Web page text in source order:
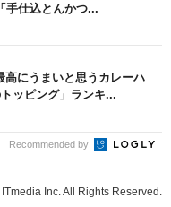
仕込とんかつ...
高にうまいと思うカレーハ
ッピング」ランキ...
Recommended by
Inc. All Rights Reserved.